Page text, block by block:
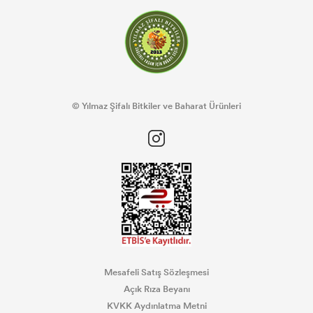
© Yılmaz Şifalı Bitkiler ve Baharat Ürünleri
Mesafeli Satış Sözleşmesi
Açık Rıza Beyanı
KVKK Aydınlatma Metni